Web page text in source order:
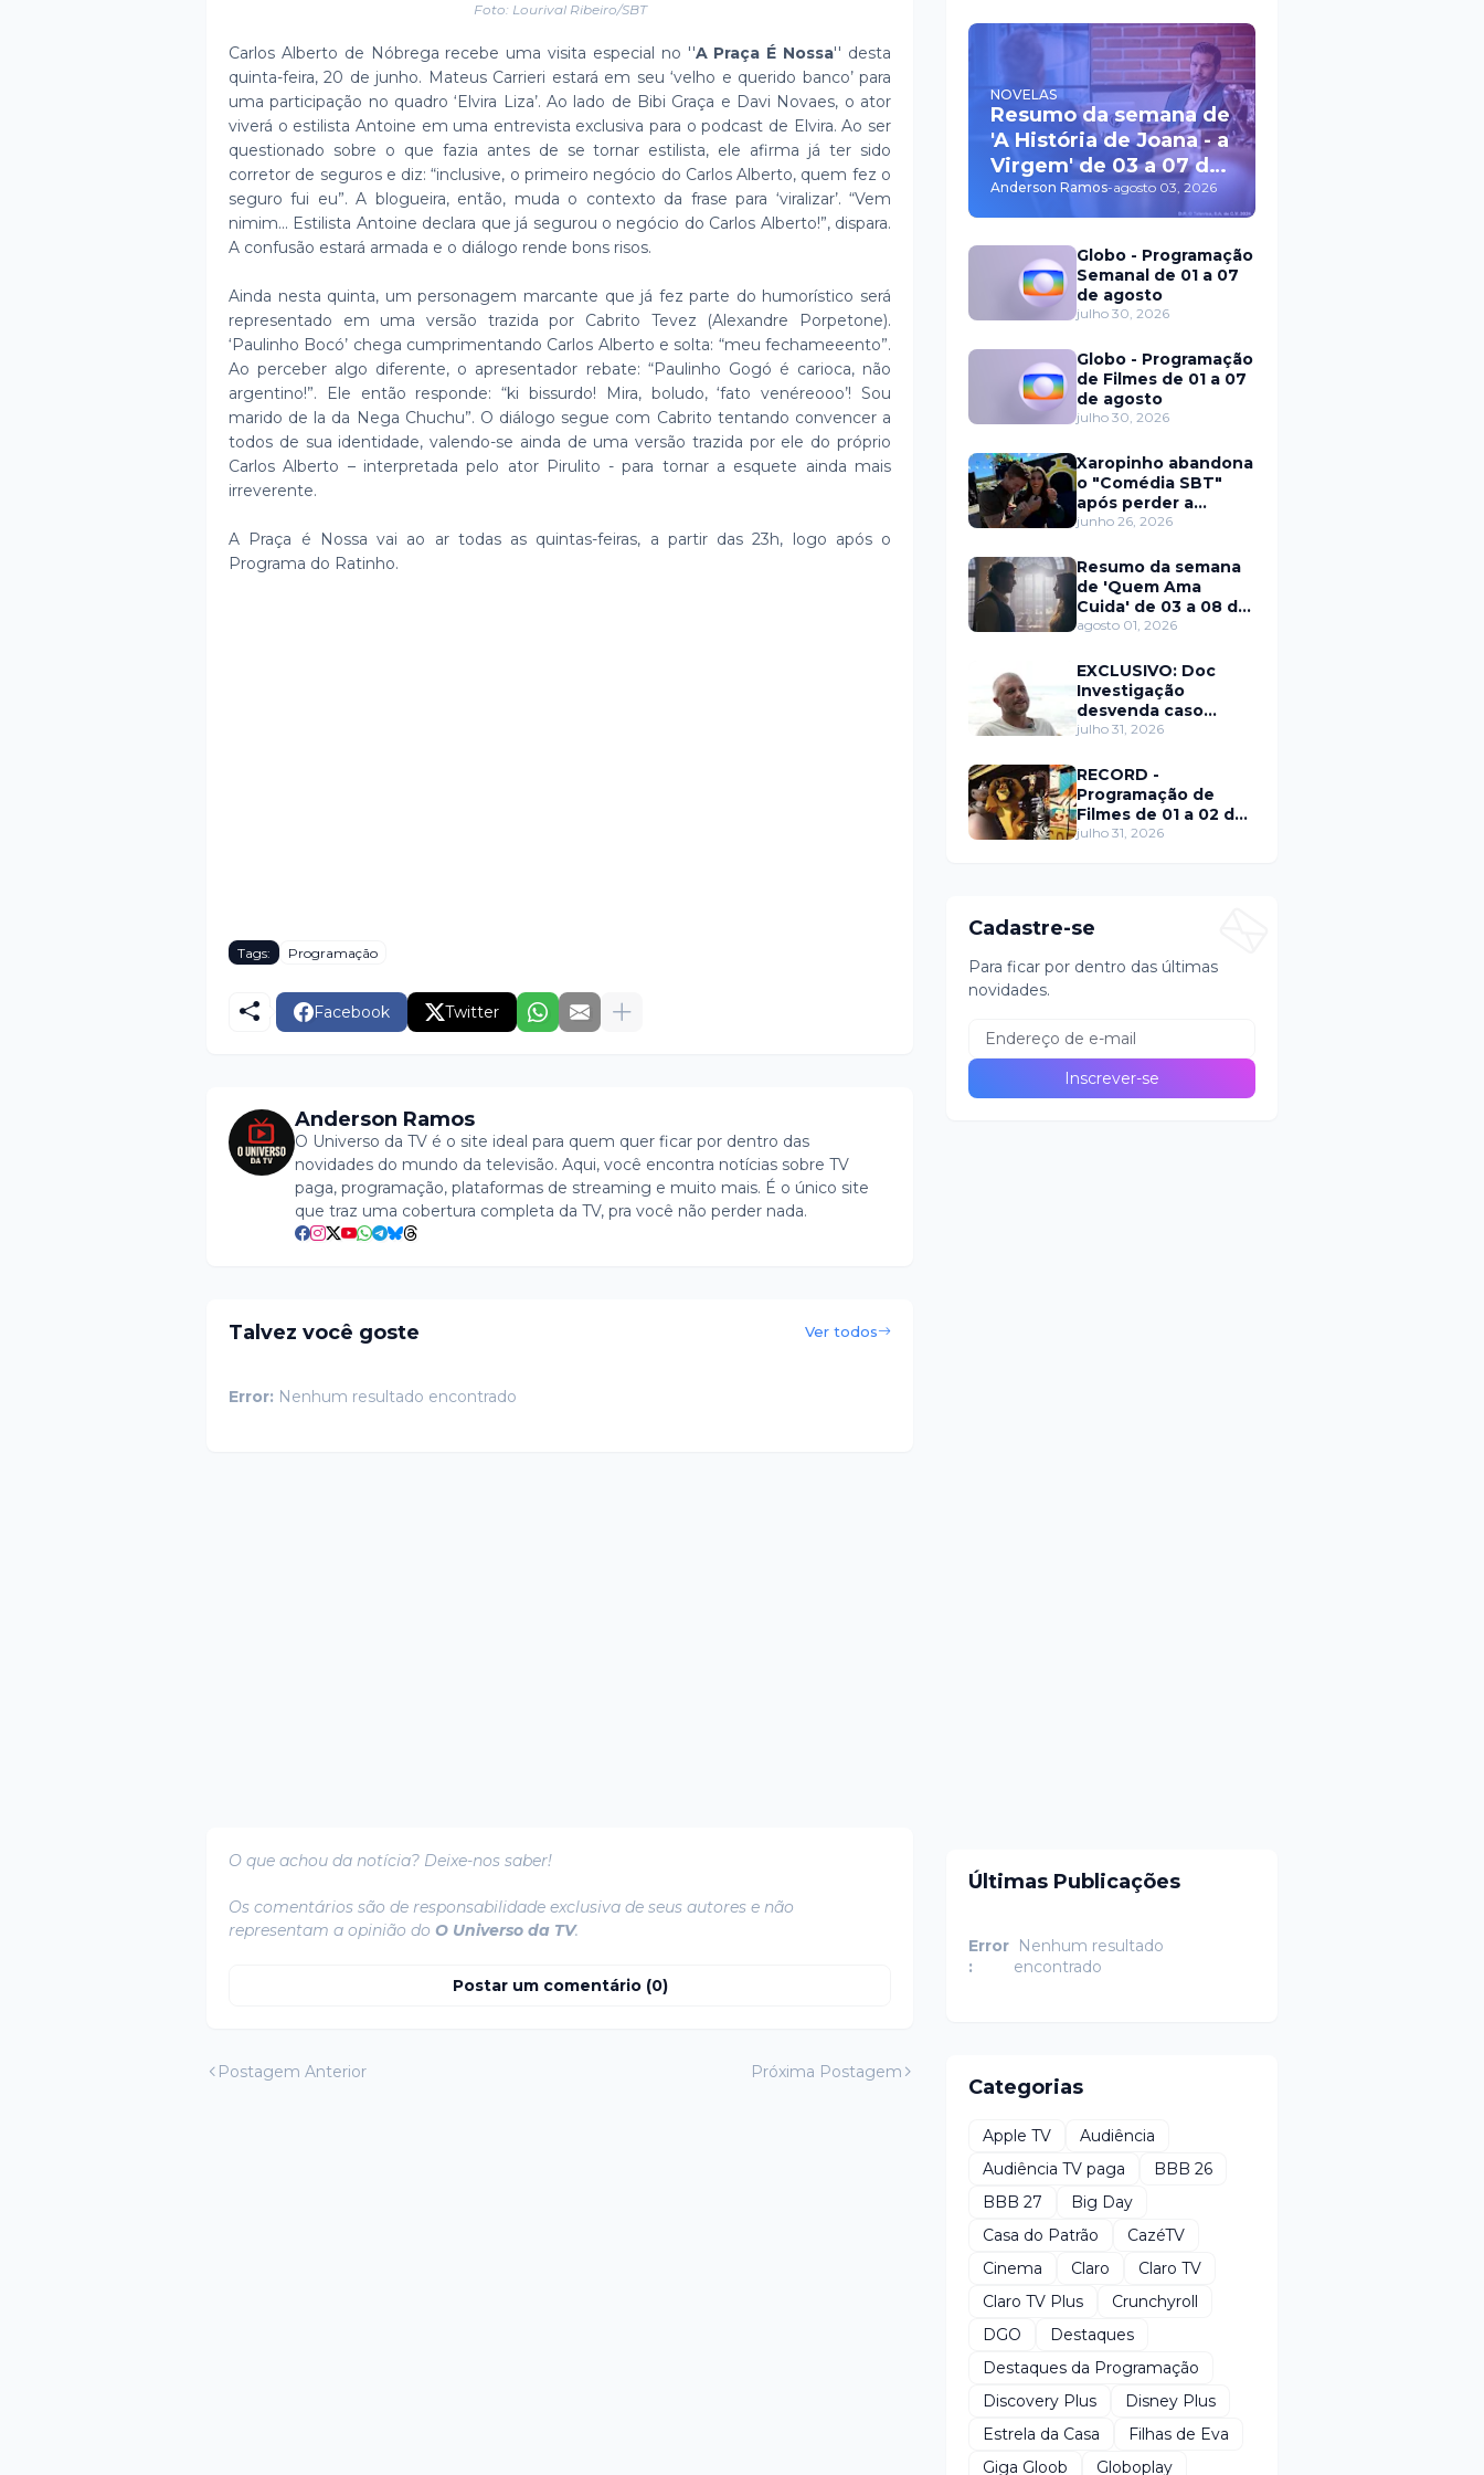
Foto: Lourival Ribeiro/SBT
Carlos Alberto de Nóbrega recebe uma visita especial no ''A Praça É Nossa'' desta
quinta-feira, 20 de junho. Mateus Carrieri estará em seu ‘velho e querido banco’ para
uma participação no quadro ‘Elvira Liza’. Ao lado de Bibi Graça e Davi Novaes, o ator
viverá o estilista Antoine em uma entrevista exclusiva para o podcast de Elvira. Ao ser
questionado sobre o que fazia antes de se tornar estilista, ele afirma já ter sido
corretor de seguros e diz: “inclusive, o primeiro negócio do Carlos Alberto, quem fez o
seguro fui eu”. A blogueira, então, muda o contexto da frase para ‘viralizar’. “Vem
nimim... Estilista Antoine declara que já segurou o negócio do Carlos Alberto!”, dispara.
A confusão estará armada e o diálogo rende bons risos.
Ainda nesta quinta, um personagem marcante que já fez parte do humorístico será
representado em uma versão trazida por Cabrito Tevez (Alexandre Porpetone).
‘Paulinho Bocó’ chega cumprimentando Carlos Alberto e solta: “meu fechameeento”.
Ao perceber algo diferente, o apresentador rebate: “Paulinho Gogó é carioca, não
argentino!”. Ele então responde: “ki bissurdo! Mira, boludo, ‘fato venéreooo’! Sou
marido de la da Nega Chuchu”. O diálogo segue com Cabrito tentando convencer a
todos de sua identidade, valendo-se ainda de uma versão trazida por ele do próprio
Carlos Alberto – interpretada pelo ator Pirulito - para tornar a esquete ainda mais
irreverente.
A Praça é Nossa vai ao ar todas as quintas-feiras, a partir das 23h, logo após o
Programa do Ratinho.
Tags: Programação
Facebook Twitter
Anderson Ramos
O Universo da TV é o site ideal para quem quer ficar por dentro das
novidades do mundo da televisão. Aqui, você encontra notícias sobre TV
paga, programação, plataformas de streaming e muito mais. É o único site
que traz uma cobertura completa da TV, pra você não perder nada.
Talvez você goste Ver todos
Error: Nenhum resultado encontrado
O que achou da notícia? Deixe-nos saber!
Os comentários são de responsabilidade exclusiva de seus autores e não
representam a opinião do O Universo da TV.
Postar um comentário (0)
Postagem Anterior Próxima Postagem
NOVELAS
Resumo da semana de
'A História de Joana - a
Virgem' de 03 a 07 de
agosto
Anderson Ramos-agosto 03, 2026
Globo - Programação
Semanal de 01 a 07
de agosto
julho 30, 2026
Globo - Programação
de Filmes de 01 a 07
de agosto
julho 30, 2026
Xaropinho abandona
o "Comédia SBT"
após perder a
paciência com Sarro
junho 26, 2026
Resumo da semana
de 'Quem Ama
Cuida' de 03 a 08 de
agosto
agosto 01, 2026
EXCLUSIVO: Doc
Investigação
desvenda caso
Eduardo Martins e
trás de fraude
internacional
julho 31, 2026
RECORD -
Programação de
Filmes de 01 a 02 de
agosto
julho 31, 2026
Cadastre-se
Para ficar por dentro das últimas
novidades.
Últimas Publicações
Error
:
Nenhum resultado
encontrado
Categorias
Apple TV
Audiência
Audiência TV paga
BBB 26
BBB 27
Big Day
Casa do Patrão
CazéTV
Cinema
Claro
Claro TV
Claro TV Plus
Crunchyroll
DGO
Destaques
Destaques da Programação
Discovery Plus
Disney Plus
Estrela da Casa
Filhas de Eva
Giga Gloob
Globoplay